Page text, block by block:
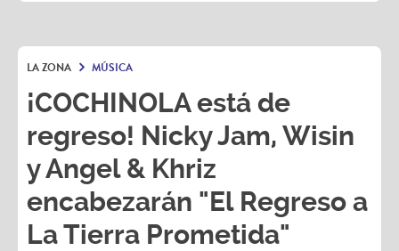
LA ZONA MÚSICA
¡COCHINOLA está de
regreso! Nicky Jam, Wisin
y Angel & Khriz
encabezarán "El Regreso a
La Tierra Prometida"